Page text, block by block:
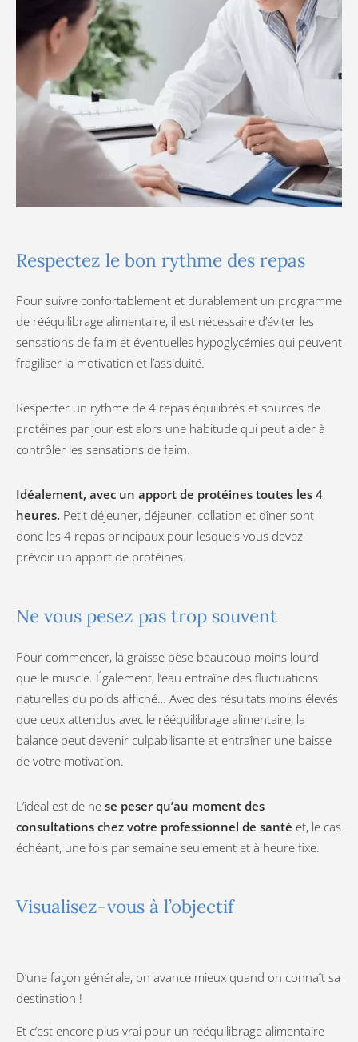
Respectez le bon rythme des repas
Pour suivre confortablement et durablement un programme
de rééquilibrage alimentaire, il est nécessaire d’éviter les
sensations de faim et éventuelles hypoglycémies qui peuvent
fragiliser la motivation et l’assiduité.
Respecter un rythme de 4 repas équilibrés et sources de
protéines par jour est alors une habitude qui peut aider à
contrôler les sensations de faim.
Idéalement, avec un apport de protéines toutes les 4
heures. Petit déjeuner, déjeuner, collation et dîner sont
donc les 4 repas principaux pour lesquels vous devez
prévoir un apport de protéines.
Ne vous pesez pas trop souvent
Pour commencer, la graisse pèse beaucoup moins lourd
que le muscle. Également, l’eau entraîne des fluctuations
naturelles du poids affiché… Avec des résultats moins élevés
que ceux attendus avec le rééquilibrage alimentaire, la
balance peut devenir culpabilisante et entraîner une baisse
de votre motivation.
L’idéal est de ne se peser qu’au moment des
consultations chez votre professionnel de santé et, le cas
échéant, une fois par semaine seulement et à heure fixe.
Visualisez-vous à l’objectif
D’une façon générale, on avance mieux quand on connaît sa
destination !
Et c’est encore plus vrai pour un rééquilibrage alimentaire